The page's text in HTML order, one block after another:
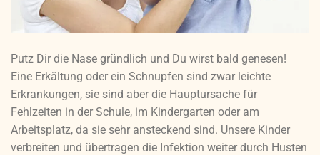
Putz Dir die Nase gründlich und Du wirst bald genesen!
Eine Erkältung oder ein Schnupfen sind zwar leichte
Erkrankungen, sie sind aber die Hauptursache für
Fehlzeiten in der Schule, im Kindergarten oder am
Arbeitsplatz, da sie sehr ansteckend sind. Unsere Kinder
verbreiten und übertragen die Infektion weiter durch Husten